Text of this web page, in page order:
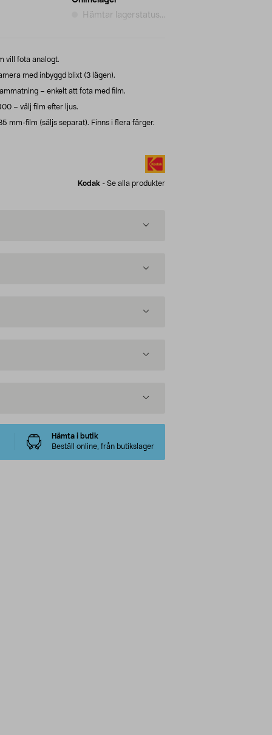
Hämtar lagerstatus...
vill fota analogt.
med inbyggd blixt (3 lägen).
– enkelt att fota med film.
– välj film efter ljus.
mm-film (säljs separat). Finns i flera färger.
Kodak - Se alla produkter
Hämta i butik
Beställ online, från butikslager